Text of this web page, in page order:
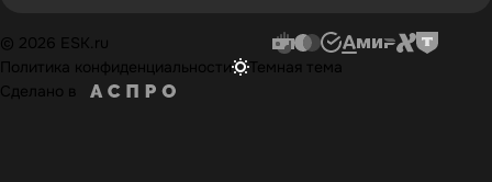
© 2026 ESK.ru
Политика конфиденциальности
Темная тема
Сделано в